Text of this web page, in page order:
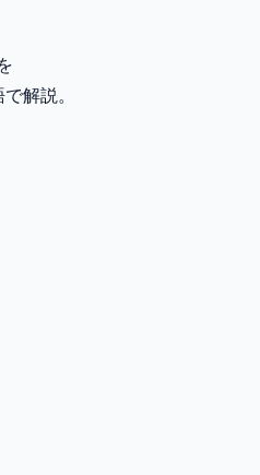
解説。